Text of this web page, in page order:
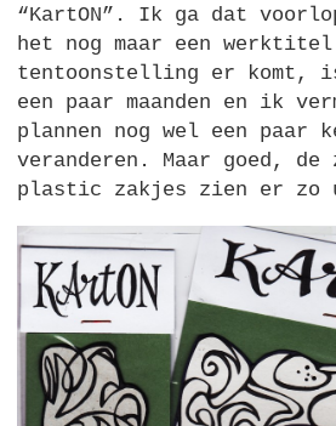
“KartON”. Ik ga dat
het nog maar een
tentoonstelling er komt,
een paar maanden en ik
plannen nog wel een paar
veranderen. Maar goed, de
plastic zakjes zien er zo